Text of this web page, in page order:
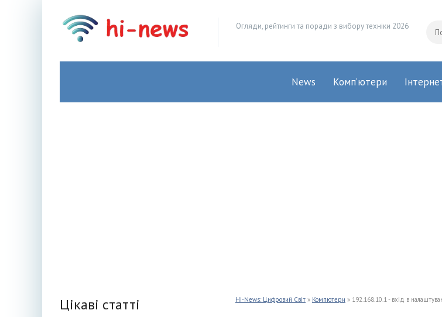
Огляди, рейтинги та поради з вибору техніки 2026
News Комп’ютери
Hi-News: Цифровий Світ » Компютери » 192.168.10.1 - вхід в
Цікаві статті